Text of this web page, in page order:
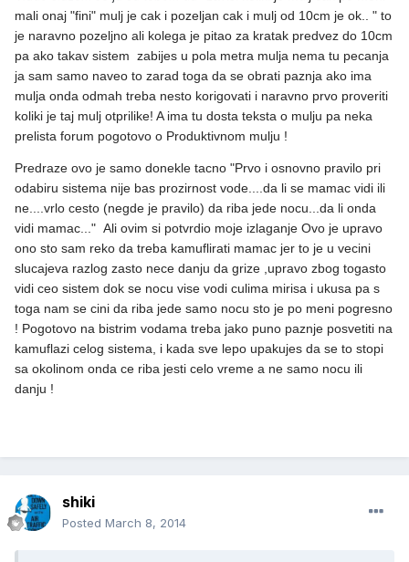
mali onaj "fini" mulj je cak i pozeljan cak i mulj od 10cm je ok.. " to
je naravno pozeljno ali kolega je pitao za kratak predvez do 10cm
pa ako takav sistem zabijes u pola metra mulja nema tu pecanja
ja sam samo naveo to zarad toga da se obrati paznja ako ima
mulja onda odmah treba nesto korigovati i naravno prvo proveriti
koliki je taj mulj otprilike! A ima tu dosta teksta o mulju pa neka
prelista forum pogotovo o Produktivnom mulju !
Predraze ovo je samo donekle tacno "Prvo i osnovno pravilo pri
odabiru sistema nije bas prozirnost vode....da li se mamac vidi ili
ne....vrlo cesto (negde je pravilo) da riba jede nocu...da li onda
vidi mamac..." Ali ovim si potvrdio moje izlaganje Ovo je upravo
ono sto sam reko da treba kamuflirati mamac jer to je u vecini
slucajeva razlog zasto nece danju da grize ,upravo zbog togasto
vidi ceo sistem dok se nocu vise vodi culima mirisa i ukusa pa s
toga nam se cini da riba jede samo nocu sto je po meni pogresno
! Pogotovo na bistrim vodama treba jako puno paznje posvetiti na
kamuflazi celog sistema, i kada sve lepo upakujes da se to stopi
sa okolinom onda ce riba jesti celo vreme a ne samo nocu ili
danju !
shiki
Posted March 8, 2014